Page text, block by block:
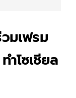
มเฟรม
โซเชียล